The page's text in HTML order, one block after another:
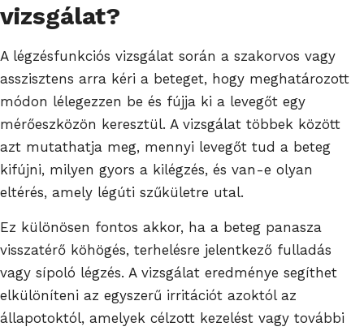
vizsgálat?
A légzésfunkciós vizsgálat során a szakorvos vagy
asszisztens arra kéri a beteget, hogy meghatározott
módon lélegezzen be és fújja ki a levegőt egy
mérőeszközön keresztül. A vizsgálat többek között
azt mutathatja meg, mennyi levegőt tud a beteg
kifújni, milyen gyors a kilégzés, és van-e olyan
eltérés, amely légúti szűkületre utal.
Ez különösen fontos akkor, ha a beteg panasza
visszatérő köhögés, terhelésre jelentkező fulladás
vagy sípoló légzés. A vizsgálat eredménye segíthet
elkülöníteni az egyszerű irritációt azoktól az
állapotoktól, amelyek célzott kezelést vagy további